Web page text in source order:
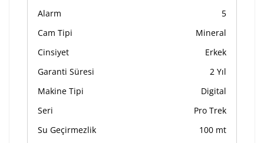
Alarm
5
Cam Tipi
Mineral
Cinsiyet
Erkek
Garanti Süresi
2 Yıl
Makine Tipi
Digital
Seri
Pro Trek
Su Geçirmezlik
100 mt